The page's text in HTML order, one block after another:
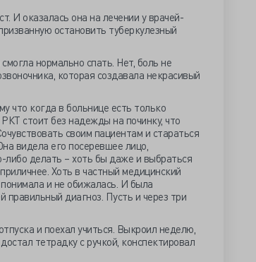
И оказалась она на лечении у врачей-
остановить туберкулезный
нормально спать. Нет, боль не
которая создавала некрасивый
что когда в больнице есть только
стоит без надежды на починку, что
своим пациентам и стараться
видела его посеревшее лицо,
либо делать – хоть бы даже и выбраться
Хоть в частный медицинский
и не обижалась. И была
правильный диагноз. Пусть и через три
и поехал учиться. Выкроил неделю,
тетрадку с ручкой, конспектировал